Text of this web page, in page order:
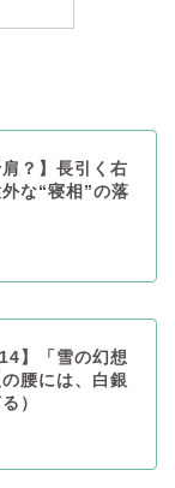
肩？】長引く右
な“寝相”の落
】「雪の幻想
腰には、白銀
）